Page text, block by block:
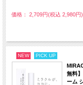
価格： 2,709円(税込 2,980円)
NEW PICK UP
無料
ーム